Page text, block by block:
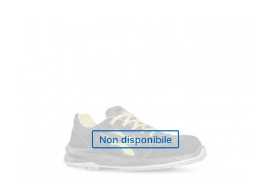
Non disponibile